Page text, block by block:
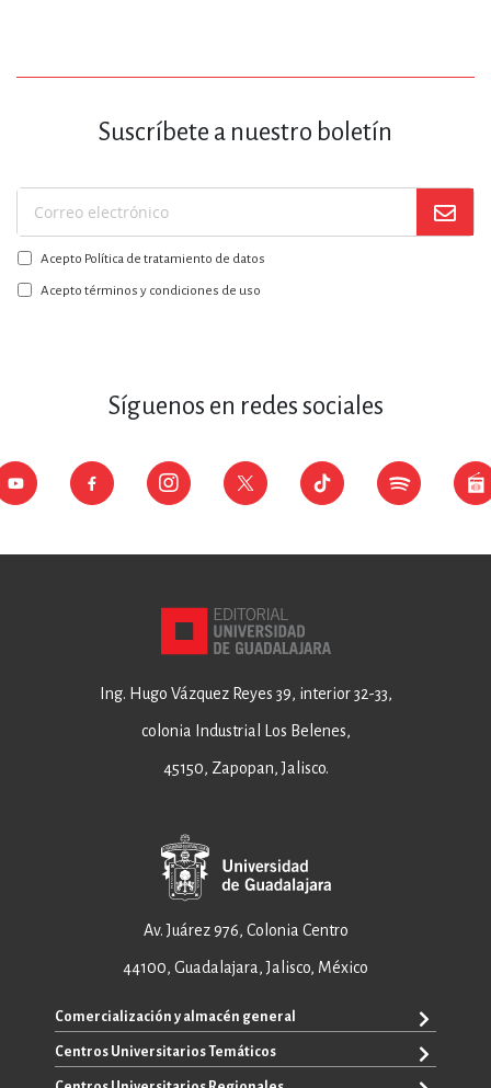
Suscríbete a nuestro boletín
Suscríbase
a
nuestro
boletín:
Acepto Política de tratamiento de datos
Acepto términos y condiciones de uso
Síguenos en redes sociales
Ing. Hugo Vázquez Reyes 39, interior 32-33,
colonia Industrial Los Belenes,
45150, Zapopan, Jalisco.
Av. Juárez 976, Colonia Centro
44100, Guadalajara, Jalisco, México
Comercialización y almacén general
+52 33 3640 6326
+52 33 3640 4595
Centros Universitarios Temáticos